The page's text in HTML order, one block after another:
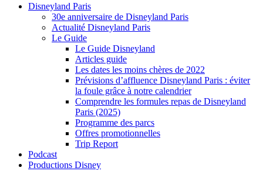
Disneyland Paris
30e anniversaire de Disneyland Paris
Actualité Disneyland Paris
Le Guide
Le Guide Disneyland
Articles guide
Les dates les moins chères de 2022
Prévisions d’affluence Disneyland Paris : éviter
la foule grâce à notre calendrier
Comprendre les formules repas de Disneyland
Paris (2025)
Programme des parcs
Offres promotionnelles
Trip Report
Podcast
Productions Disney